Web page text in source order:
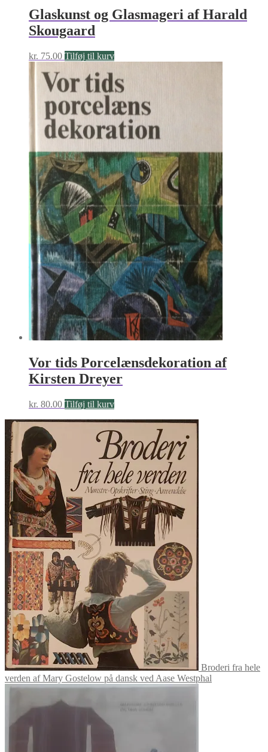
Glaskunst og Glasmageri af Harald
Skougaard
kr. 75.00 Tilføj til kurv
Vor tids Porcelænsdekoration af
Kirsten Dreyer
kr. 80.00 Tilføj til kurv
Broderi fra hele
verden af Mary Gostelow på dansk ved Aase Westphal